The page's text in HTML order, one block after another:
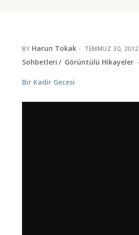
BY Harun Tokak TEMMUZ 30, 2012
Sohbetleri
Görüntülü Hikayeler
Bir Kadir Gecesi